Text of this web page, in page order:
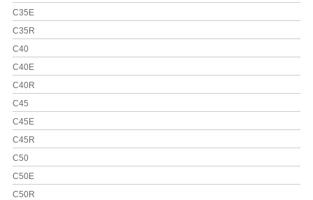
C35E
C35R
C40
C40E
C40R
C45
C45E
C45R
C50
C50E
C50R